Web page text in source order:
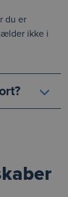
du er
ikke i